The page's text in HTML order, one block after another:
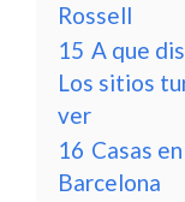
Rossell
15 A que
Los sitios
ver
16 Casas
Barcelona